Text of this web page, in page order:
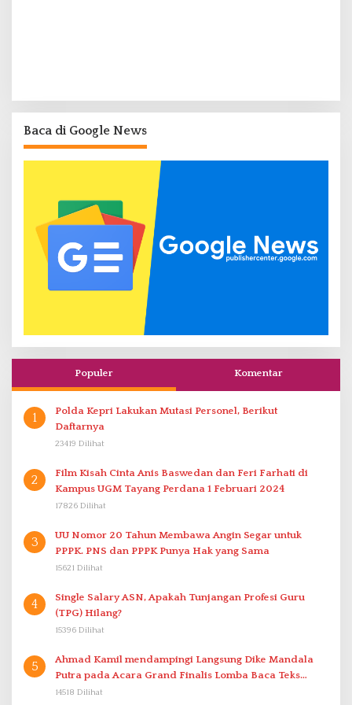
Baca di Google News
Populer Komentar
1
Polda Kepri Lakukan Mutasi Personel, Berikut
Daftarnya
23419 Dilihat
2
Film Kisah Cinta Anis Baswedan dan Feri Farhati di
Kampus UGM Tayang Perdana 1 Februari 2024
17826 Dilihat
3
UU Nomor 20 Tahun Membawa Angin Segar untuk
PPPK. PNS dan PPPK Punya Hak yang Sama
15621 Dilihat
4
Single Salary ASN, Apakah Tunjangan Profesi Guru
(TPG) Hilang?
15396 Dilihat
5
Ahmad Kamil mendampingi Langsung Dike Mandala
Putra pada Acara Grand Finalis Lomba Baca Teks
Proklamasi Mirip Bung Karno di Bali
14518 Dilihat